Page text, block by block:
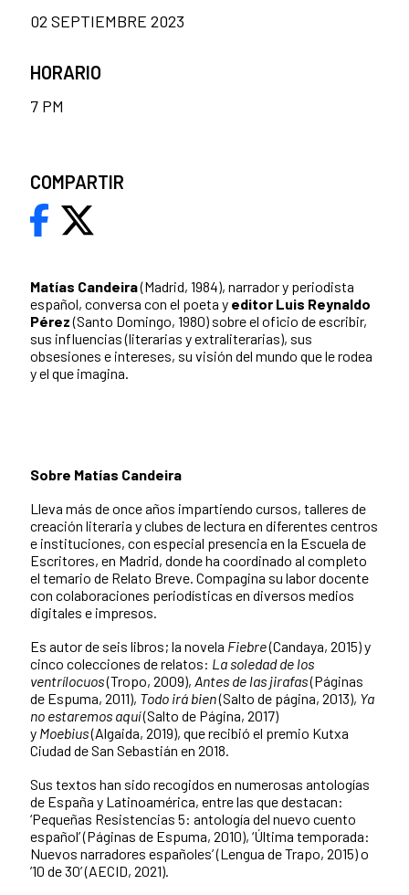
Matías Candeira(Madrid, 1984), narrador y periodista
español, conversa con el poeta y editor Luis Reynaldo
Pérez(Santo Domingo, 1980) sobre el oficio de escribir,
sus influencias (literarias y extraliterarias), sus
obsesiones e intereses, su visión del mundo que le rodea
y el que imagina.
Sobre Matías Candeira
Lleva más de once años impartiendo cursos, talleres de
creación literaria y clubes de lectura en diferentes centros
e instituciones, con especial presencia en la Escuela de
Escritores, en Madrid, donde ha coordinado al completo
el temario de Relato Breve. Compagina su labor docente
con colaboraciones periodísticas en diversos medios
digitales e impresos.
Es autor de seis libros; la novela Fiebre(Candaya, 2015) y
cinco colecciones de relatos: La soledad de los
ventrílocuos(Tropo, 2009), Antes de las jirafas(Páginas
de Espuma, 2011), Todo irá bien(Salto de página, 2013), Ya
no estaremos aquí(Salto de Página, 2017)
y Moebius(Algaida, 2019), que recibió el premio Kutxa
Ciudad de San Sebastián en 2018.
Sus textos han sido recogidos en numerosas antologías
de España y Latinoamérica, entre las que destacan:
‘Pequeñas Resistencias 5: antología del nuevo cuento
español’ (Páginas de Espuma, 2010), ‘Última temporada:
Nuevos narradores españoles’ (Lengua de Trapo, 2015) o
’10 de 30’ (AECID, 2021).
02 SEPTIEMBRE 2023
HORARIO
7 PM
COMPARTIR